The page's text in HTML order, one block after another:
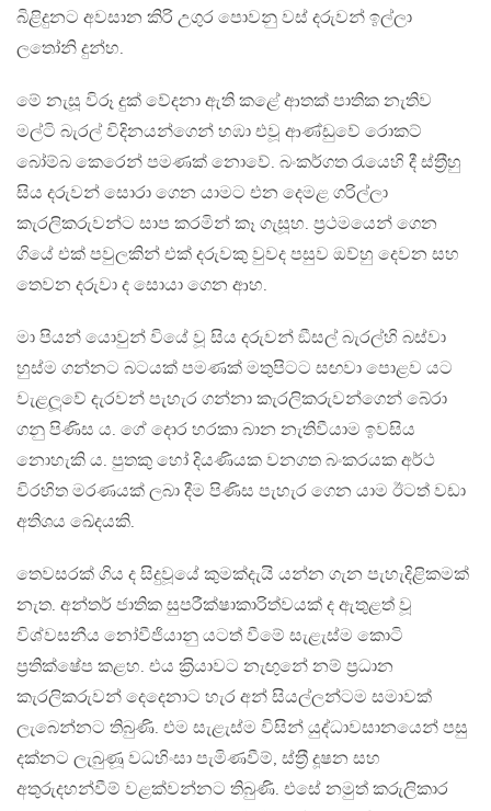
බිළිදුනට අවසාන කිරි උගුර පොවනු වස් දරුවන් ඉල්ලා
ලතෝනි දුන්හ.
මේ නැසූ විරූ දුක් වේදනා ඇති කළේ ආතක් පාතික නැතිව
මල්ටි බැරල් විදිනයන්ගෙන් හඹා එවූ ආණ්ඩුවේ රොකට්
බෝම්බ කෙරෙන් පමණක් නොවේ. බංකර්ගත රැයෙහි දී ස්ත‍්‍රීහු
සිය දරුවන් සොරා ගෙන යාමට එන දෙමළ ගරිල්ලා
කැරලිකරුවන්ට සාප කරමින් කෑ ගැසූහ. ප‍්‍රථමයෙන් ගෙන
ගියේ එක් පවුලකින් එක් දරුවකු වුවද පසුව ඔව්හු දෙවන සහ
තෙවන දරුවා ද සොයා ගෙන ආහ.
මා පියන් යොවුන් වියේ වූ සිය දරුවන් ඞීසල් බැරල්හි බස්වා
හුස්ම ගන්නට බටයක් පමණක් මතුපිටට සඟවා පොළව යට
වැළලූවේ දැරවන් පැහැර ගන්නා කැරලිකරුවන්ගෙන් බේරා
ගනු පිණිස ය. ගේ දොර හරකා බාන නැතිවීයාම ඉවසිය
නොහැකි ය. පුතකු හෝ දියණියක වනගත බංකරයක අර්ථ
විරහිත මරණයක් ලබා දීම පිණිස පැහැර ගෙන යාම ඊටත් වඩා
අතිශය ඛේදයකි.
තෙවසරක් ගිය ද සිදුවූයේ කුමක්දැයි යන්න ගැන පැහැදිළිකමක්
නැත. අන්තර් ජාතික සුපරීක්ෂාකාරිත්වයක් ද ඇතුළත් වූ
විශ්වසනීය නෝවීජියානු යටත් වීමේ සැළැස්ම කොටි
ප‍්‍රතික්ෂේප කළහ. එය ක‍්‍රියාවට නැඟුනේ නම් ප‍්‍රධාන
කැරලිකරුවන් දෙදෙනාට හැර අන් සියල්ලන්ටම සමාවක්
ලැබෙන්නට තිබුණි. එම සැළැස්ම විසින් යුද්ධාවසානයෙන් පසු
දක්නට ලැබුණූ වධහිංසා පැමිණවීම්, ස්ත‍්‍රී දූෂන සහ
අතුරුදහන්වීම් වළක්වන්නට තිබුණි. එසේ නමුත් කරුලිකාර